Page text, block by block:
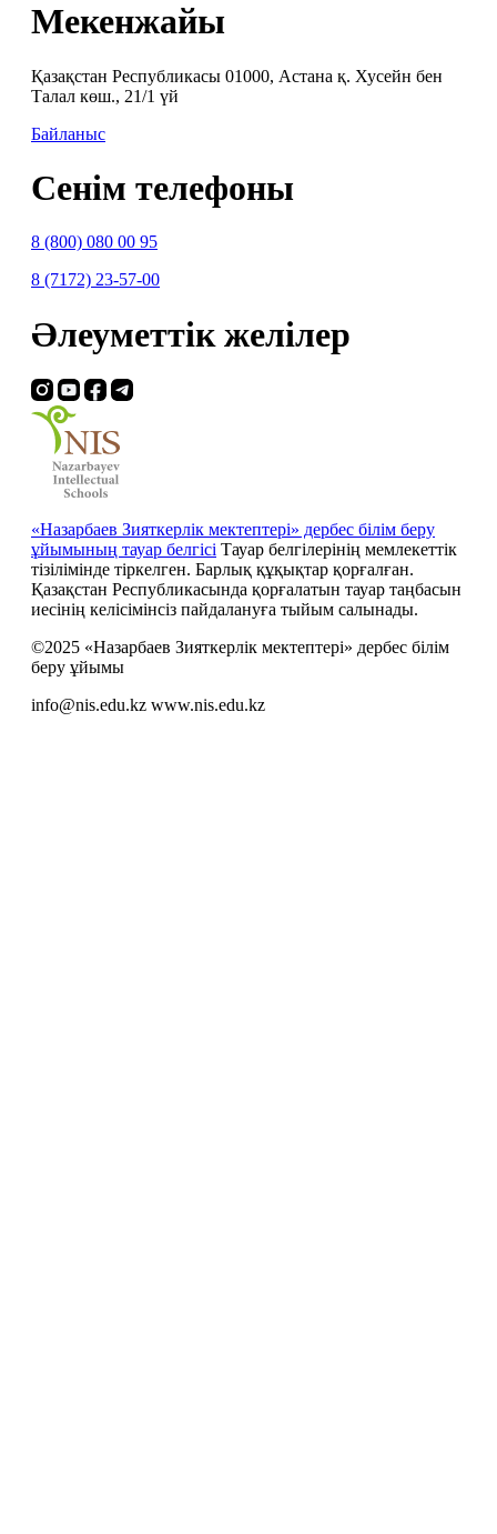
Мекенжайы
Қазақстан Республикасы 01000, Астана қ. Хусейн бен
Талал көш., 21/1 үй
Байланыс
Сенім телефоны
8 (800) 080 00 95
8 (7172) 23-57-00
Әлеуметтік желілер
«Назарбаев Зияткерлік мектептері» дербес білім беру
ұйымының тауар белгісі Тауар белгілерінің мемлекеттік
тізілімінде тіркелген. Барлық құқықтар қорғалған.
Қазақстан Республикасында қорғалатын тауар таңбасын
иесiнiң келiсiмiнсiз пайдалануға тыйым салынады.
©2025 «Назарбаев Зияткерлік мектептері» дербес білім
беру ұйымы
info@nis.edu.kz www.nis.edu.kz